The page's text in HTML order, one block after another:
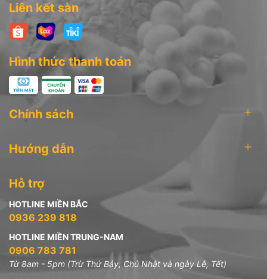
Liên kết sàn
Hình thức thanh toán
Chính sách
Hướng dẫn
Hỗ trợ
HOTLINE MIỀN BẮC
0936 239 818
HOTLINE MIỀN TRUNG-NAM
0906 783 781
Từ 8am - 5pm (Trừ Thứ Bảy, Chủ Nhật và ngày Lễ, Tết)